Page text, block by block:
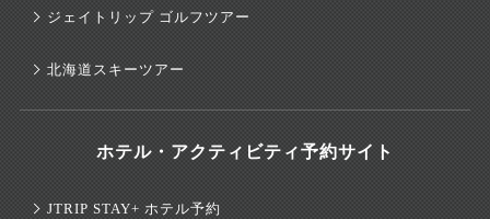
ジェイトリップ ゴルフツアー
北海道スキーツアー
ホテル・アクティビティ予約サイト
JTRIP STAY+ ホテル予約